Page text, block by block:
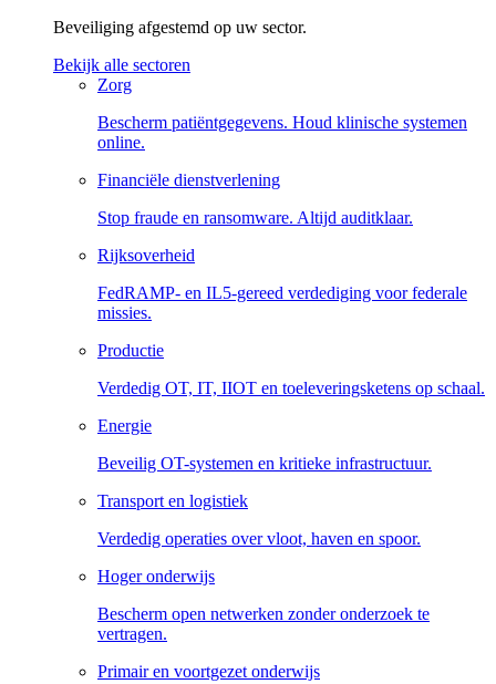
Beveiliging afgestemd op uw sector.
Bekijk alle sectoren
Zorg
Bescherm patiëntgegevens. Houd klinische systemen
online.
Financiële dienstverlening
Stop fraude en ransomware. Altijd auditklaar.
Rijksoverheid
FedRAMP- en IL5-gereed verdediging voor federale
missies.
Productie
Verdedig OT, IT, IIOT en toeleveringsketens op schaal.
Energie
Beveilig OT-systemen en kritieke infrastructuur.
Transport en logistiek
Verdedig operaties over vloot, haven en spoor.
Hoger onderwijs
Bescherm open netwerken zonder onderzoek te
vertragen.
Primair en voortgezet onderwijs